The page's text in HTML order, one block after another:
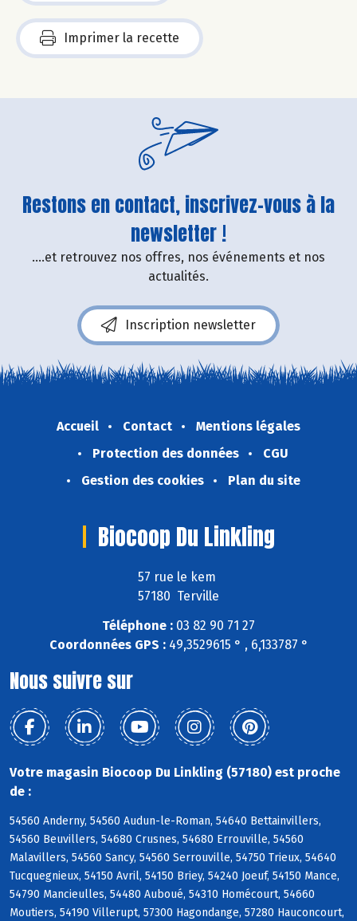
Imprimer la recette
Restons en contact, inscrivez-vous à la
newsletter !
....et retrouvez nos offres, nos événements et nos
actualités.
Inscription newsletter
Accueil Contact
Mentions légales
Protection des données
CGU
Gestion des cookies
Plan du site
Biocoop Du Linkling
57 rue le kem
57180 Terville
Téléphone : 03 82 90 71 27
Coordonnées GPS :49,3529615 ° , 6,133787 °
Nous suivre sur
Votre magasin Biocoop Du Linkling (57180) est proche
de :
54560 Anderny, 54560 Audun-le-Roman, 54640 Bettainvillers,
54560 Beuvillers, 54680 Crusnes, 54680 Errouville, 54560
Malavillers, 54560 Sancy, 54560 Serrouville, 54750 Trieux, 54640
Tucquegnieux, 54150 Avril, 54150 Briey, 54240 Joeuf, 54150 Mance,
54790 Mancieulles, 54480 Auboué, 54310 Homécourt, 54660
Moutiers, 54190 Villerupt, 57300 Hagondange, 57280 Hauconcourt,